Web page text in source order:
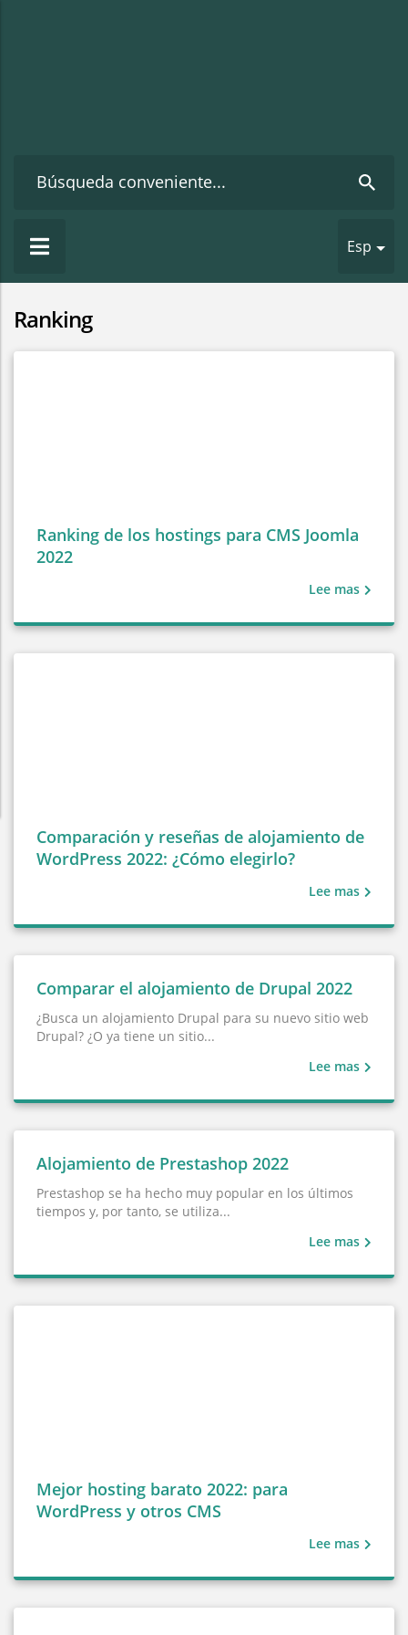
Esp
Ranking
Ranking de los hostings para CMS Joomla
2022
Lee mas
Comparación y reseñas de alojamiento de
WordPress 2022: ¿Cómo elegirlo?
Lee mas
Comparar el alojamiento de Drupal 2022
¿Busca un alojamiento Drupal para su nuevo sitio web
Drupal? ¿O ya tiene un sitio...
Lee mas
Alojamiento de Prestashop 2022
Prestashop se ha hecho muy popular en los últimos
tiempos y, por tanto, se utiliza...
Lee mas
Mejor hosting barato 2022: para
WordPress y otros CMS
Lee mas